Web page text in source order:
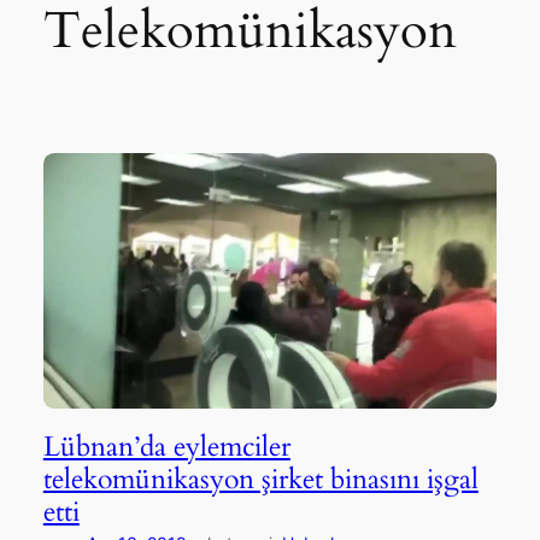
Telekomünikasyon
Lübnan’da eylemciler
telekomünikasyon şirket binasını işgal
etti